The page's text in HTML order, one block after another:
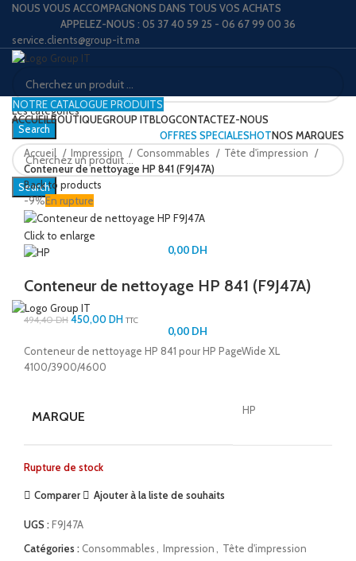
NOUS VOUS ACCOMPAGNONS DANS TOUS VOS ACHATS
APPELEZ-NOUS : 05 37 40 59 25 - 06 67 99 00 36
service.clients@group-it.ma
Les catégories
Search
LOGIN / REGISTER
0,00 DH
MENU
0,00 DH
NOTRE CATALOGUE PRODUITS
ACCUEILBOUTIQUEGROUP ITBLOGCONTACTEZ-NOUS
OFFRES SPECIALESHOTNOS MARQUES
Search
Accueil Impression Consommables
Tête d'impression
Conteneur de nettoyage HP 841 (F9J47A)
Back to products
-9%En rupture
Click to enlarge
Conteneur de nettoyage HP 841 (F9J47A)
494,40DH 450,00DH TTC
Conteneur de nettoyage HP 841 pour HP PageWide XL
4100/3900/4600
MARQUE HP
Rupture de stock
Comparer Ajouter à la liste de souhaits
UGS :F9J47A
Catégories : Consommables, Impression, Tête d'impression